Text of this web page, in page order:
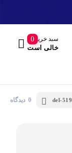
سبد خرید
خالی است
0
del- 0 دیدگاه